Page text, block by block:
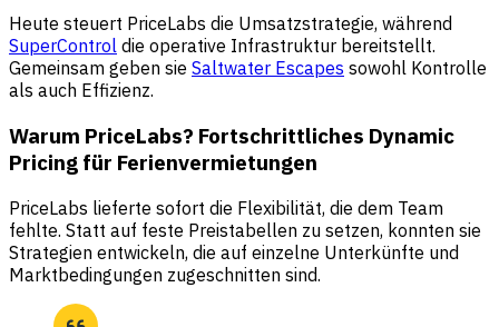
Heute steuert PriceLabs die Umsatzstrategie, während
SuperControl die operative Infrastruktur bereitstellt.
Gemeinsam geben sie Saltwater Escapes sowohl Kontrolle
als auch Effizienz.
Warum PriceLabs? Fortschrittliches Dynamic
Pricing für Ferienvermietungen
PriceLabs lieferte sofort die Flexibilität, die dem Team
fehlte. Statt auf feste Preistabellen zu setzen, konnten sie
Strategien entwickeln, die auf einzelne Unterkünfte und
Marktbedingungen zugeschnitten sind.